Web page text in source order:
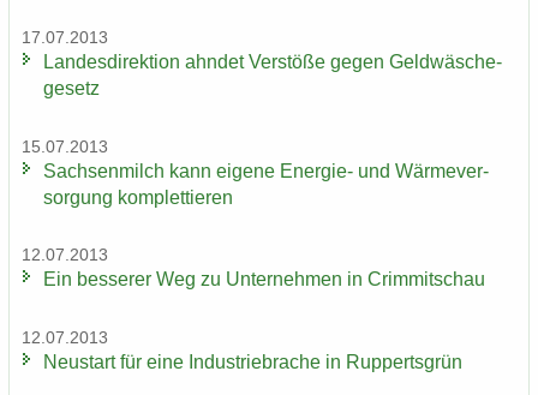
17.07.2013
Lan­des­di­rek­ti­on ahn­det Ver­stö­ße gegen Geld­wä­sche­
ge­setz
15.07.2013
Sach­sen­milch kann ei­ge­ne Energie-​ und Wär­me­ver­
sor­gung kom­plet­tie­ren
12.07.2013
Ein bes­se­rer Weg zu Un­ter­neh­men in Crim­mit­schau
12.07.2013
Neu­start für eine In­dus­trie­bra­che in Rup­perts­grün